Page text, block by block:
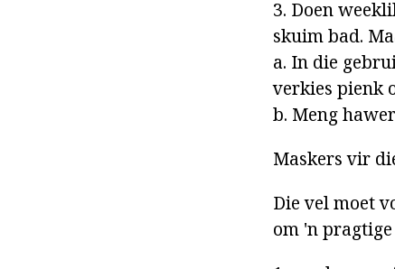
3. Doen
skuim bad.
a. In die
verkies pienk
b. Meng
Maskers vir
Die vel moet
om 'n